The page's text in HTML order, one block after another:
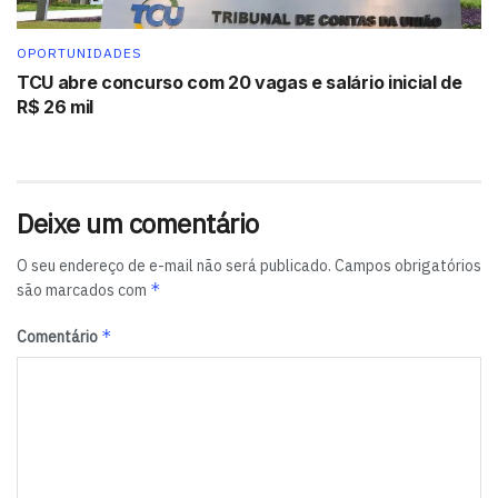
OPORTUNIDADES
TCU abre concurso com 20 vagas e salário inicial de
R$ 26 mil
Deixe um comentário
O seu endereço de e-mail não será publicado. Campos obrigatórios
são marcados com *
Comentário *